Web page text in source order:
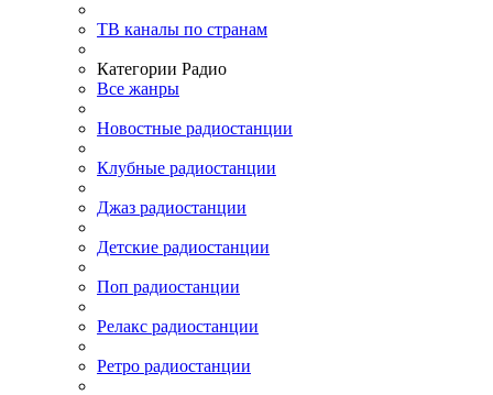
ТВ каналы по странам
Категории Радио
Все жанры
Новостные радиостанции
Клубные радиостанции
Джаз радиостанции
Детские радиостанции
Поп радиостанции
Релакс радиостанции
Ретро радиостанции